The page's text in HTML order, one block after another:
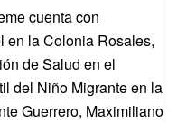
cuenta con
en la Colonia Rosales,
de Salud en el
del Niño Migrante en la
Guerrero, Maximiliano